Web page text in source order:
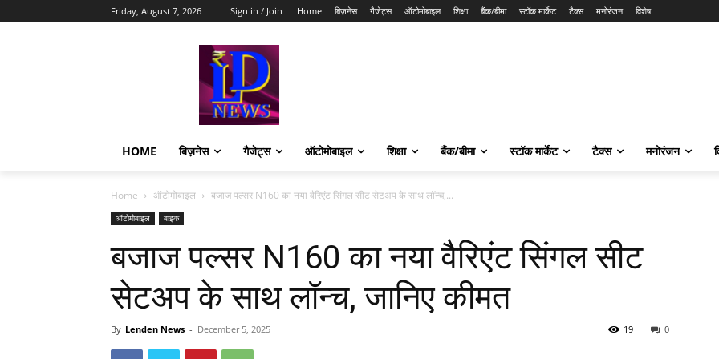
Friday, August 7, 2026 Sign in / Join Home बिज़नेस गैजेट्स ऑटोमोबाइल शिक्षा बैंक/बीमा स्टॉक मार्केट टैक्स मनोरंजन विशेष
HOME बिज़नेस गैजेट्स ऑटोमोबाइल शिक्षा बैंक/बीमा स्टॉक मार्केट टैक्स मनोरंजन
Home ऑटोमोबाइल बजाज पल्सर N160 का नया वैरिएंट सिंगल सीट सेटअप के साथ लॉन्च,...
ऑटोमोबाइल बाइक
बजाज पल्सर N160 का नया वैरिएंट सिंगल सीट
सेटअप के साथ लॉन्च, जानिए कीमत
By Lenden News - December 5, 2025 0
19